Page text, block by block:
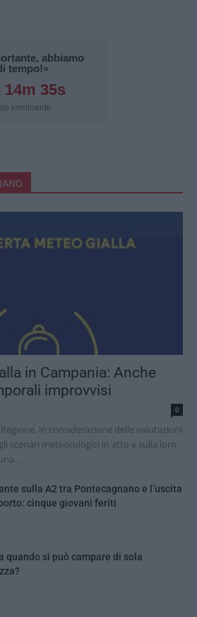
abbiamo
tempo!»
14m 34s
imminente
in Campania: Anche
improvvisi
0
in considerazione delle valutazioni
scenari meteorologici in atto e sulla loro
sulla A2 tra Pontecagnano e l’uscita
cinque giovani feriti
quando si può campare di sola